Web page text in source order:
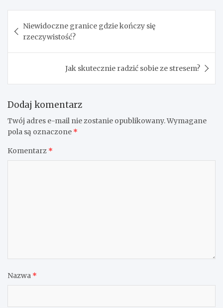
wpisu
Niewidoczne granice gdzie kończy się
rzeczywistość?
Jak skutecznie radzić sobie ze stresem?
Dodaj komentarz
Twój adres e-mail nie zostanie opublikowany.Wymagane
pola są oznaczone *
Komentarz *
Nazwa *